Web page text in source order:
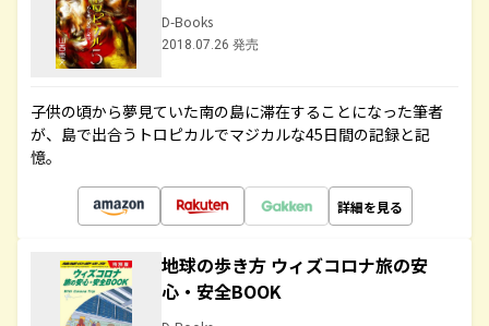
D-Books
2018.07.26 発売
子供の頃から夢見ていた南の島に滞在することになった筆者
が、島で出合うトロピカルでマジカルな45日間の記録と記
憶。
詳細を見る
地球の歩き方 ウィズコロナ旅の安
心・安全BOOK